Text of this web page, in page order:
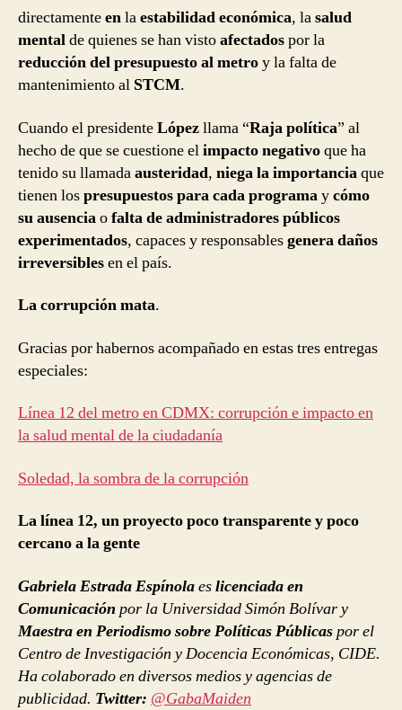
directamenteenlaestabilidad económica, lasalud
mentalde quienes se han vistoafectadospor la
reducción del presupuesto al metroy la falta de
mantenimiento al STCM.
Cuando el presidenteLópezllama “Raja política” al
hecho de que se cuestione elimpacto negativoque ha
tenido su llamadaausteridad, niega la importanciaque
tienen lospresupuestos para cada programaycómo
su ausenciaofalta de administradores públicos
experimentados, capaces y responsablesgenera daños
irreversiblesen el país.
La corrupción mata.
Gracias por habernos acompañado en estas tres entregas
especiales:
Línea 12 del metro en CDMX: corrupción e impacto en
la salud mental de la ciudadanía
Soledad, la sombra de la corrupción
La línea 12, un proyecto poco transparente y poco
cercano a la gente
Gabriela Estrada Espínolaeslicenciada en
Comunicación por la Universidad Simón Bolívar y
Maestra en Periodismo sobre Políticas Públicaspor el
Centro de Investigación y Docencia Económicas, CIDE.
Ha colaborado en diversos medios y agencias de
publicidad. Twitter: @GabaMaiden